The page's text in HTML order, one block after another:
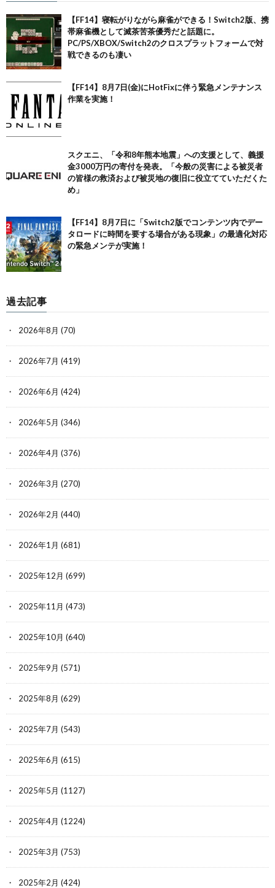
【FF14】寝転がりながら麻雀ができる！Switch2版、携
帯麻雀機として滅茶苦茶優秀だと話題に。
PC/PS/XBOX/Switch2のクロスプラットフォームで対
戦できるのも凄い
【FF14】8月7日(金)にHotFixに伴う緊急メンテナンス
作業を実施！
スクエニ、「令和8年熊本地震」への支援として、義援
金3000万円の寄付を発表。「今般の災害による被災者
の皆様の救済および被災地の復旧に役立てていただくた
め」
【FF14】8月7日に「Switch2版でコンテンツ内でデー
タロードに時間を要する場合がある現象」の最適化対応
の緊急メンテが実施！
過去記事
2026年8月 (70)
2026年7月 (419)
2026年6月 (424)
2026年5月 (346)
2026年4月 (376)
2026年3月 (270)
2026年2月 (440)
2026年1月 (681)
2025年12月 (699)
2025年11月 (473)
2025年10月 (640)
2025年9月 (571)
2025年8月 (629)
2025年7月 (543)
2025年6月 (615)
2025年5月 (1127)
2025年4月 (1224)
2025年3月 (753)
2025年2月 (424)